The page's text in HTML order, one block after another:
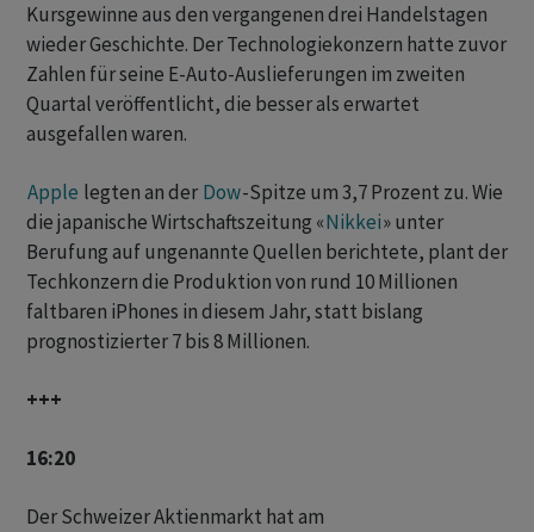
Kursgewinne aus den vergangenen drei Handelstagen
wieder Geschichte. Der Technologiekonzern hatte zuvor
Zahlen für seine E-Auto-Auslieferungen im zweiten
Quartal veröffentlicht, die besser als erwartet
ausgefallen waren.
Apple legten an der Dow-Spitze um 3,7 Prozent zu. Wie
die japanische Wirtschaftszeitung «Nikkei» unter
Berufung auf ungenannte Quellen berichtete, plant der
Techkonzern die Produktion von rund 10 Millionen
faltbaren iPhones in diesem Jahr, statt bislang
prognostizierter 7 bis 8 Millionen.
+++
16:20
Der Schweizer Aktienmarkt hat am